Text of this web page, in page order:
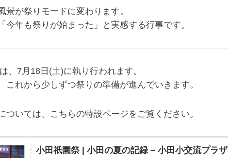
景が祭りモードに変わります。
今年も祭りが始まった」と実感する行事です。
、7月18日(土)に執り行われます。
これから少しずつ祭りの準備が進んでいきます。
ついては、こちらの特設ページをご覧ください。
小田祇園祭 | 小田の夏の記録 – 小田小交流プラザ